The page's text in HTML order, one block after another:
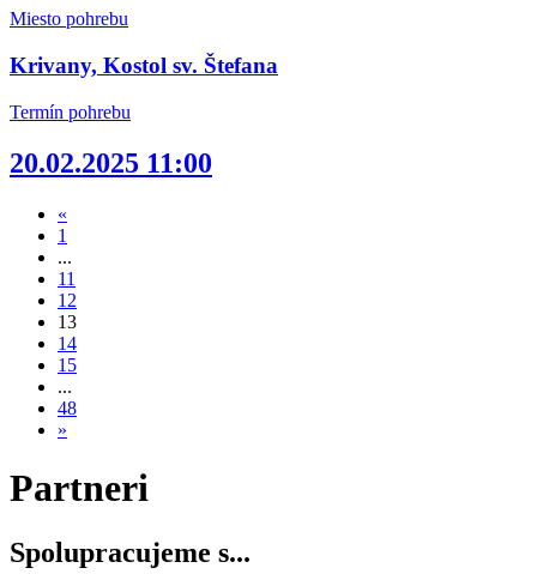
Miesto pohrebu
Krivany, Kostol sv. Štefana
Termín pohrebu
20.02.2025 11:00
«
1
...
11
12
13
14
15
...
48
»
Partneri
Spolupracujeme s...